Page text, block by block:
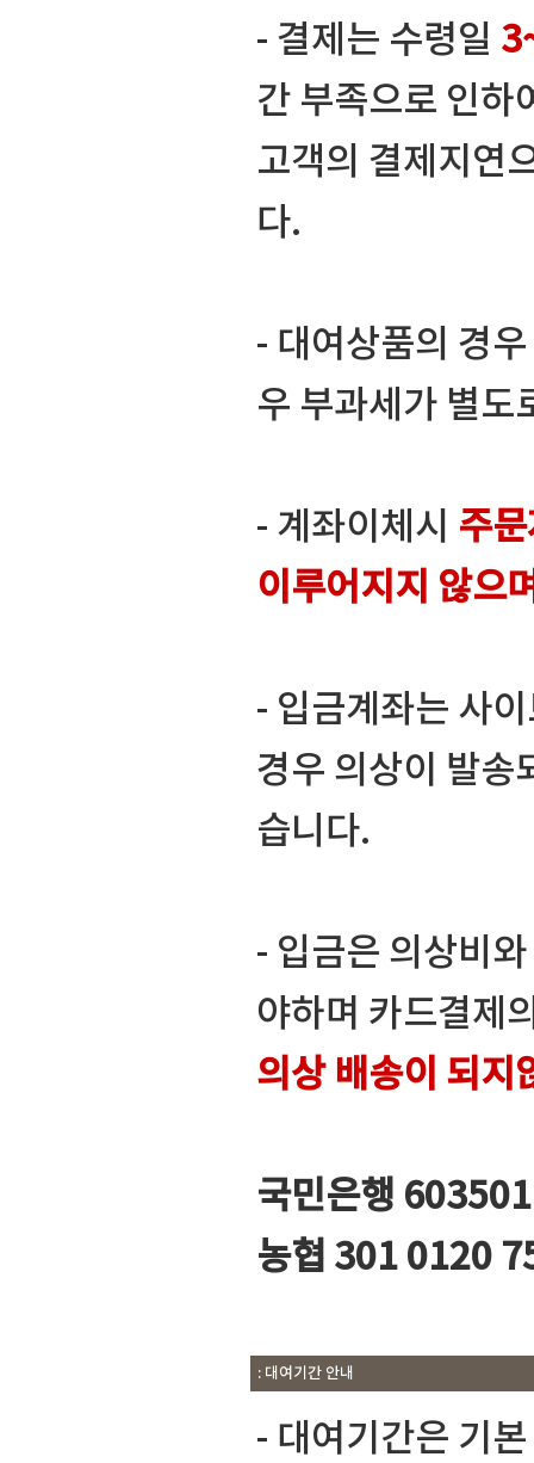
- 결제는 수령일
간 부족으로 인
고객의 결제지연
다.
- 대여상품의 경
우 부과세가 별도
- 계좌이체시 주
이루어지지 않으
- 입금계좌는 사
경우 의상이 발송
습니다.
- 입금은 의상비
야하며 카드결제
의상 배송이 되지
국민은행
농협 301 0120
: 대여기간 안내
- 대여기간은 기본